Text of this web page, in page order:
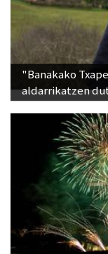
"Banakako
aldarrikatzen